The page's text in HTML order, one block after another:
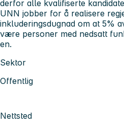
derfor alle kvalifiserte
UNN jobber for å realisere
inkluderingsdugnad om at 5%
være personer med nedsatt
en.
Sektor
Offentlig
Nettsted